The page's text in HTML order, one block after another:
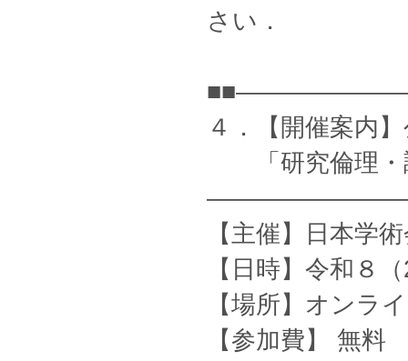
さい．
４．【開催案内
「研究倫理・
【主催】日本学
【日時】令和８
【場所】オンラ
【参加費】 無料